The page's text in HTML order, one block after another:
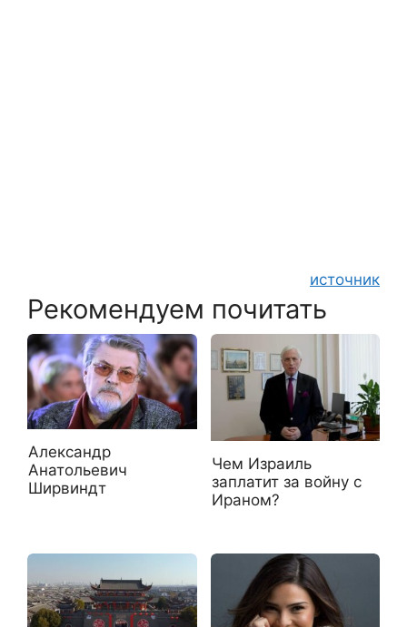
источник
Рекомендуем почитать
Александр
Анатольевич
Ширвиндт
Чем Израиль
заплатит за войну с
Ираном?